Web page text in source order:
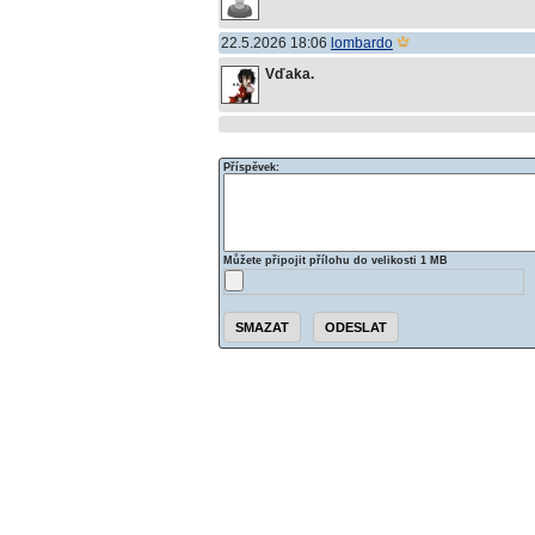
22.5.2026 18:06 lombardo
Vďaka.
Příspěvek:
Můžete připojit přílohu do velikosti 1 MB